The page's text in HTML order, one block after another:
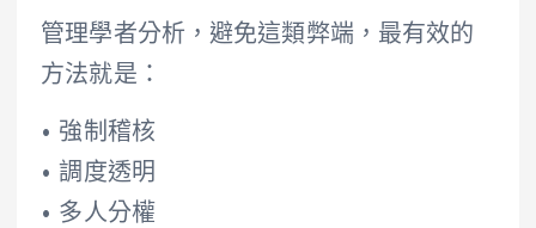
管理學者分析，避免這類弊端，最有效的
方法就是：
• 強制稽核
• 調度透明
• 多人分權